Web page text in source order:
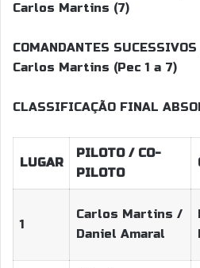
Carlos Martins (7)
COMANDANTES
Carlos Martins (Pec 1 a 7)
CLASSIFICAÇÃO FINAL
LUGAR
PILOTO / CO-
PILOTO
1
Carlos Martins /
Daniel Amaral